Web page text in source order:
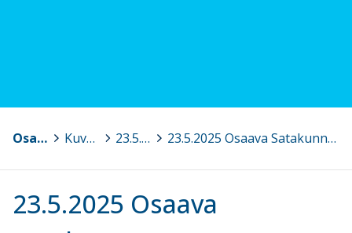
Osaava Satakunta Kuvagalleria > 23.5.2025 Osaava Satakunnan ohjausryhmän kokous, Huittinen > 23.5.2025 Osaava Satakunnan ohjausryhmän kokous Huittinen 1.jpg
23.5.2025 Osaava